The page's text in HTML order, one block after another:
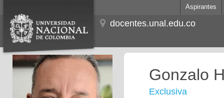
Aspirantes
docentes.unal.edu.co
Gonzalo
Exclusiva